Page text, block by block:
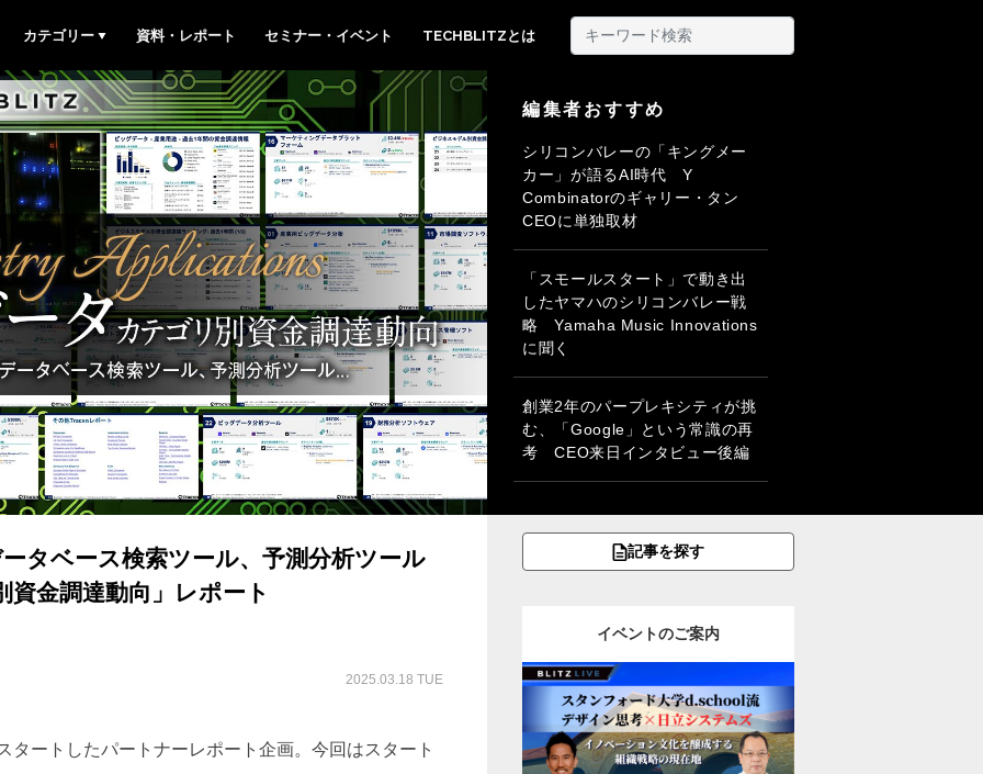
カテゴリー 資料・レポート セミナー・イベント TECHBLITZとは
編集者おすすめ
シリコンバレーの「キングメー
カー」が語るAI時代 Y
Combinatorのギャリー・タン
CEOに単独取材
「スモールスタート」で動き出
したヤマハのシリコンバレー戦
略 Yamaha Music Innovations
に聞く
創業2年のパープレキシティが挑
む、「Google」という常識の再
考 CEO来日インタビュー後編
タベース検索ツール、予測分析ツール
金調達動向」レポート
2025.03.18 TUE
タートしたパートナーレポート企画。今回はスタート
記事を探す
イベントのご案内